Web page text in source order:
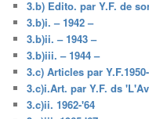
3.b) Edito. par Y.F. de
3.b)i. – 1942 –
3.b)ii. – 1943 –
3.b)iii. – 1944 –
3.c) Articles par
3.c)i.Art. par Y.F. ds
3.c)ii. 1962-'64